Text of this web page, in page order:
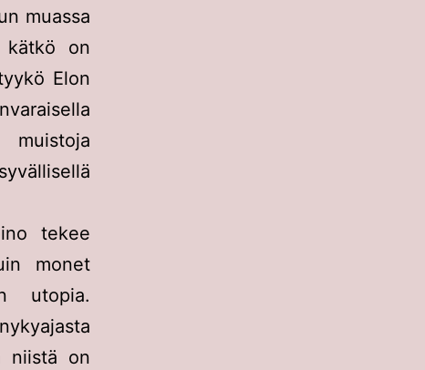
muassa
kätkö on
Elon
tekee
monet
niistä on